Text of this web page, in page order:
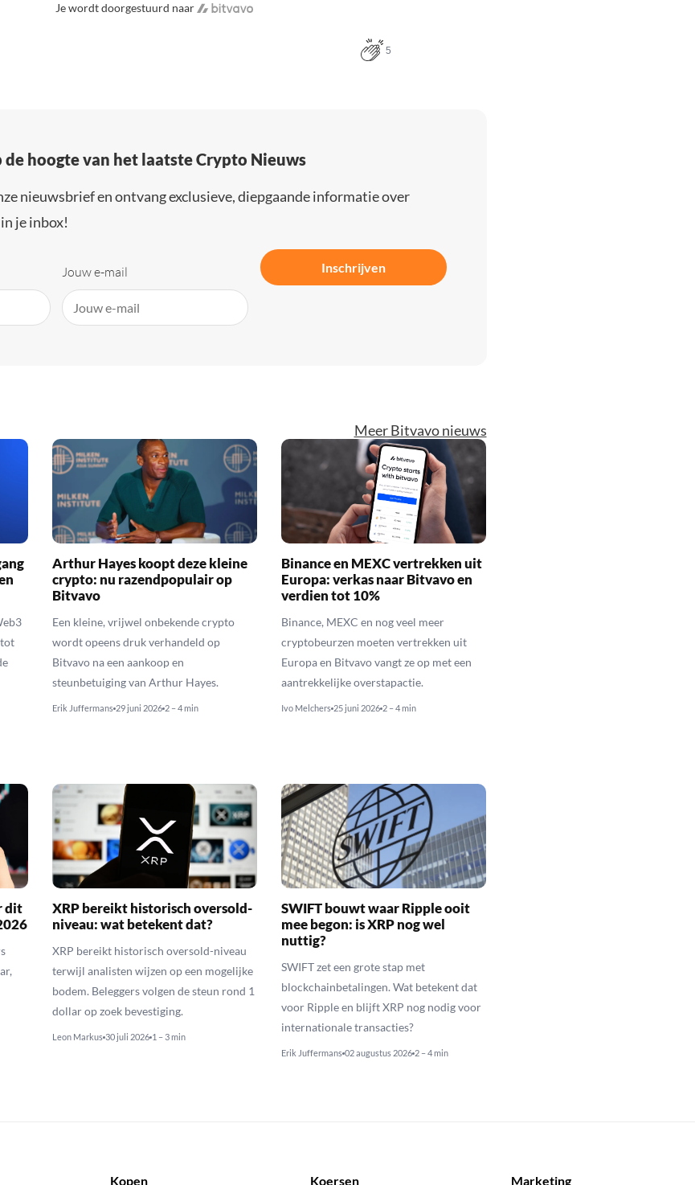
Je wordt doorgestuurd naar
5
de hoogte van het laatste Crypto Nieuws
nieuwsbrief en ontvang exclusieve, diepgaande informatie over
je inbox!
Jouw e-mail Inschrijven
Meer Bitvavo nieuws
Arthur Hayes koopt deze kleine
crypto: nu razendpopulair op
Bitvavo
Een kleine, vrijwel onbekende crypto
wordt opeens druk verhandeld op
Bitvavo na een aankoop en
steunbetuiging van Arthur Hayes.
Erik Juffermans 29 juni 2026 2 – 4 min
Binance en MEXC vertrekken uit
Europa: verkas naar Bitvavo en
verdien tot 10%
Binance, MEXC en nog veel meer
cryptobeurzen moeten vertrekken uit
Europa en Bitvavo vangt ze op met een
aantrekkelijke overstapactie.
Ivo Melchers 25 juni 2026 2 – 4 min
dit
XRP bereikt historisch oversold-
niveau: wat betekent dat?
XRP bereikt historisch oversold-niveau
terwijl analisten wijzen op een mogelijke
bodem. Beleggers volgen de steun rond 1
dollar op zoek bevestiging.
Leon Markus 30 juli 2026 1 – 3 min
SWIFT bouwt waar Ripple ooit
mee begon: is XRP nog wel
nuttig?
SWIFT zet een grote stap met
blockchainbetalingen. Wat betekent dat
voor Ripple en blijft XRP nog nodig voor
internationale transacties?
Erik Juffermans 02 augustus 2026 2 – 4 min
Kopen Koersen Marketing